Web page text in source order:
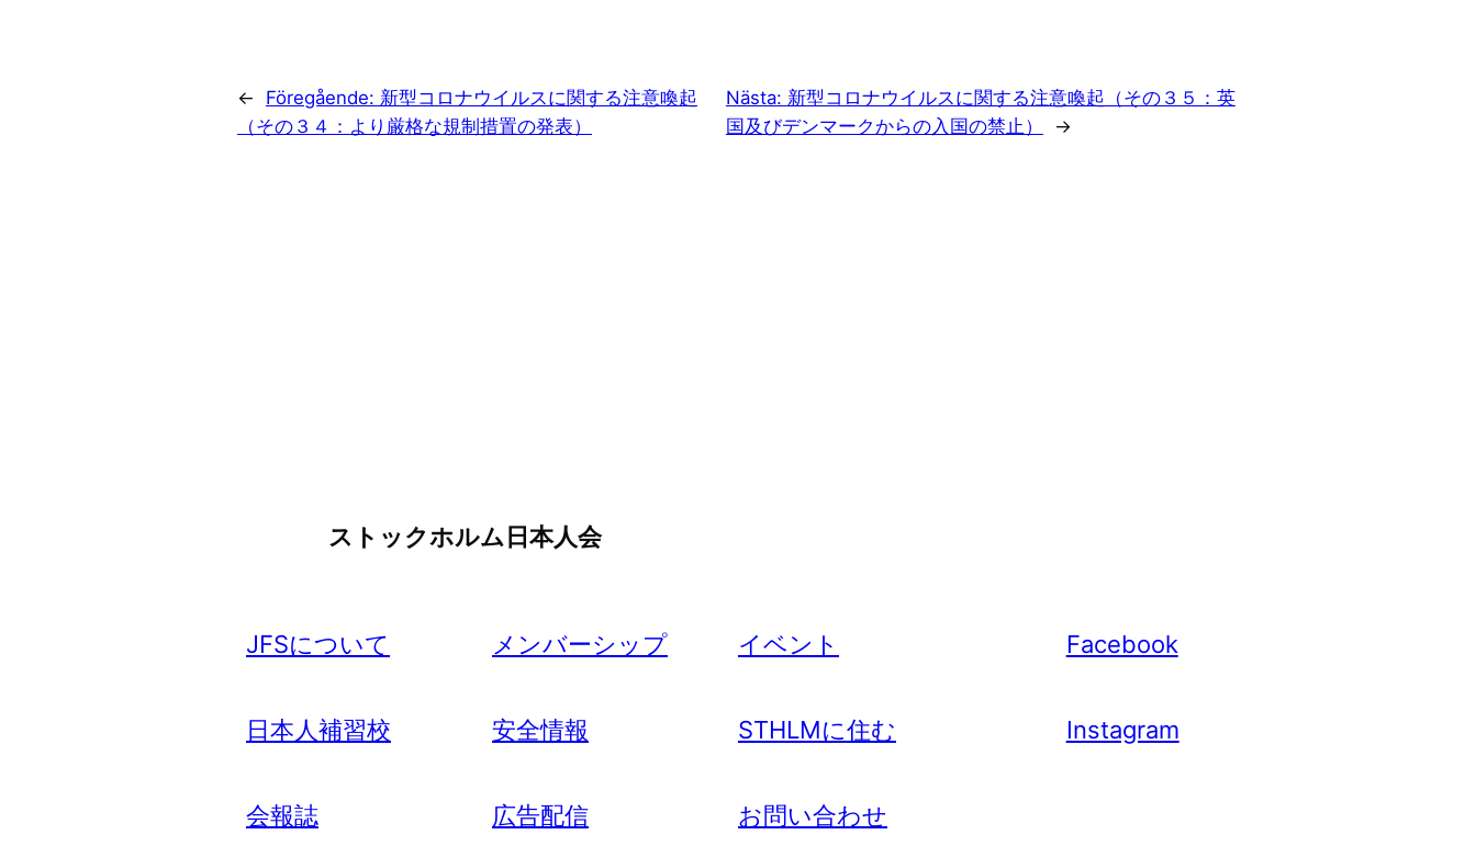
← Föregående: 新型コロナウイルスに関する注意喚起
（その３４：より厳格な規制措置の発表）
Nästa: 新型コロナウイルスに関する注意喚起（その３５：英
国及びデンマークからの入国の禁止）
→
ストックホルム日本人会
JFSについて メンバーシップ イベント Facebook
日本人補習校 安全情報 STHLMに住む Instagram
会報誌 広告配信 お問い合わせ